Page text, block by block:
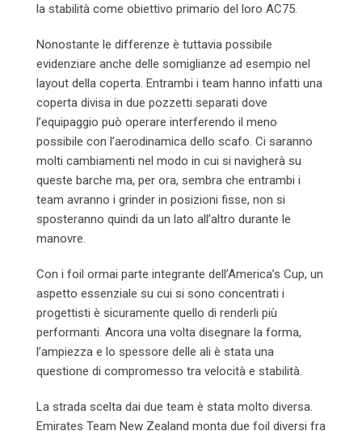
la stabilità come obiettivo primario del loro AC75.
Nonostante le differenze è tuttavia possibile
evidenziare anche delle somiglianze ad esempio nel
layout della coperta. Entrambi i team hanno infatti una
coperta divisa in due pozzetti separati dove
l’equipaggio può operare interferendo il meno
possibile con l’aerodinamica dello scafo. Ci saranno
molti cambiamenti nel modo in cui si navigherà su
queste barche ma, per ora, sembra che entrambi i
team avranno i grinder in posizioni fisse, non si
sposteranno quindi da un lato all’altro durante le
manovre.
Con i foil ormai parte integrante dell’America’s Cup, un
aspetto essenziale su cui si sono concentrati i
progettisti è sicuramente quello di renderli più
performanti. Ancora una volta disegnare la forma,
l’ampiezza e lo spessore delle ali è stata una
questione di compromesso tra velocità e stabilità.
La strada scelta dai due team è stata molto diversa.
Emirates Team New Zealand monta due foil diversi fra